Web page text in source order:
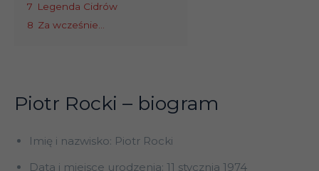
7 Legenda Cidrów
8 Za wcześnie…
Piotr Rocki – biogram
Imię i nazwisko: Piotr Rocki
Data i miejsce urodzenia: 11 stycznia 1974